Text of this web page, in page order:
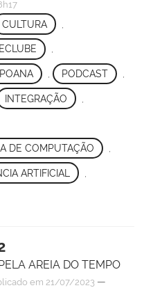
CULTURA
,
PODCAST
INTEGRAÇÃO
DE COMPUTAÇÃO
ARTIFICIAL
AREIA DO TEMPO
em 21/07/2023 —